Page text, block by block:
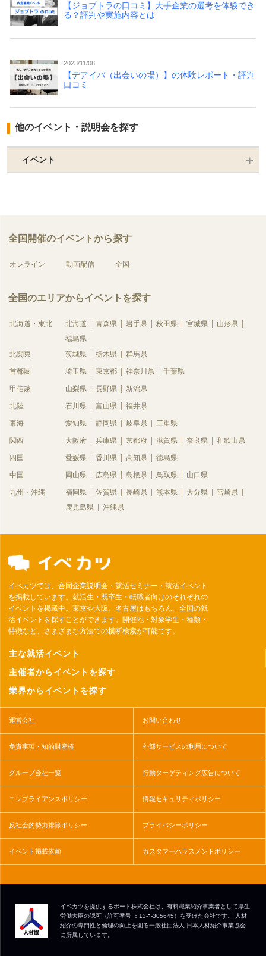
【ジョブトラの口コミ】大手企業の選考を体験でき
る？評判や実施内容とは
2023/11/08
【デアイバ（出会いの場）】の体験レポート・評判
口コミ
他のイベント・説明会を探す
イベント
全国開催のイベントから探す
オンライン 動画配信 全国
全国のエリアからイベントを探す
北海道・東北 北海道 青森県 岩手県 秋田県 宮城県
山形県
福島県
北関東
茨城県 栃木県 群馬県
首都圏 埼玉県 東京都 神奈川県 千葉県
甲信越 山梨県 長野県 新潟県
北陸 石川県 富山県 福井県
東海 愛知県 静岡県 岐阜県 三重県
関西 大阪府 兵庫県 京都府 滋賀県 奈良県 和歌山県
四国 愛媛県 香川県 高知県 徳島県
中国 岡山県 広島県 島根県 鳥取県 山口県
九州・沖縄 福岡県 佐賀県 長崎県 熊本県 大分県
宮崎県
鹿児島県
沖縄県
イベカツでは、合同企業説明会・就活セミナー・就活イベント
を掲載しています。就活生・既卒生・転職者向けのそれぞれの
イベントを掲載中。東京や大阪、名古屋はもちろん、全国の就
活イベントを探すことができます。開催地・対象学生・種類・
特徴など、さまざまな方法での横断検索が可能です。
主な就活イベント
主催者からイベントを探す
業界からイベントを探す
運営会社 お問い合わせ
免責事項・知的財産権 外部サービスの利用について
グループ会社一覧 行動ターゲティング広告について
コンプライアンスポリシー 情報セキュリティポリシー
反社会的勢力排除ポリシー プライバシーポリシー
イベント掲載依頼 カスタマーハラスメントポリシー